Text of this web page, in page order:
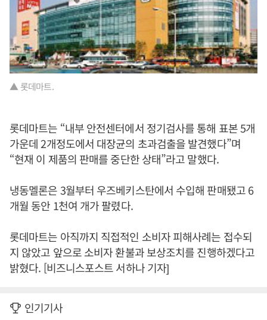
▲ 롯데마트.
롯데마트는 “내부 안전센터에서 정기검사를 통해 표본 5개
가운데 2개정도에서 대장균의 초과검출을 발견했다”며
“현재 이 제품의 판매를 중단한 상태”라고 말했다.
냉동멜론은 3월부터 우즈베키스탄에서 수입해 판매됐고 6
개월 동안 1천여 개가 팔렸다.
롯데마트는 아직까지 직접적인 소비자 피해사례는 접수되
지 않았고 앞으로 소비자 환불과 보상조치를 진행하겠다고
밝혔다. [비즈니스포스트 서하나 기자]
인기기사